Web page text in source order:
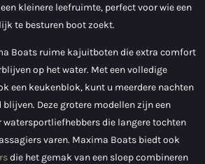
kleinere leefruimte, perfect voor wie een
te besturen boot zoekt.
Boats ruime kajuitboten die extra comfort
op het water. Met een volledige
een keukenblok, kunt u meerdere nachten
Deze grotere modellen zijn een
watersportliefhebbers die langere tochten
varen. Maxima Boats biedt ook
die het gemak van een sloep combineren